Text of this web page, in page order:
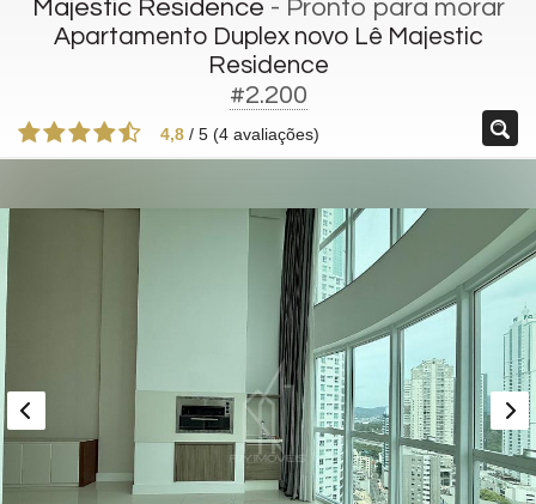
Majestic Residence - Pronto para morar
Apartamento Duplex novo Lê Majestic
Residence
#2.200
4,8 / 5 (4 avaliações)